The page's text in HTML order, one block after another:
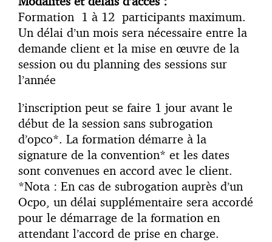
Formation 1 à 12 participants maximum.
Un délai d’un mois sera nécessaire entre la
demande client et la mise en œuvre de la
session ou du planning des sessions sur
l’année
l’inscription peut se faire 1 jour avant le
début de la session sans subrogation
d’opco*. La formation démarre à la
signature de la convention* et les dates
sont convenues en accord avec le client.
*Nota : En cas de subrogation auprès d’un
Ocpo, un délai supplémentaire sera accordé
pour le démarrage de la formation en
attendant l’accord de prise en charge.